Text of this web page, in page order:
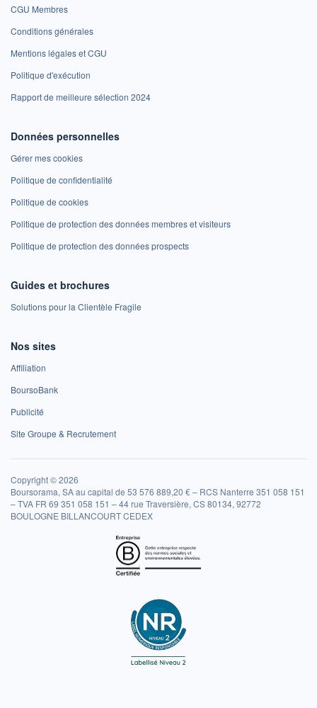
CGU Membres
Conditions générales
Mentions légales et CGU
Politique d'exécution
Rapport de meilleure sélection 2024
Données personnelles
Gérer mes cookies
Politique de confidentialité
Politique de cookies
Politique de protection des données membres et visiteurs
Politique de protection des données prospects
Guides et brochures
Solutions pour la Clientèle Fragile
Nos sites
Affiliation
BoursoBank
Publicité
Site Groupe & Recrutement
Copyright © 2026
Boursorama, SA au capital de 53 576 889,20 € – RCS Nanterre 351 058 151
– TVA FR 69 351 058 151 – 44 rue Traversière, CS 80134, 92772
BOULOGNE BILLANCOURT CEDEX